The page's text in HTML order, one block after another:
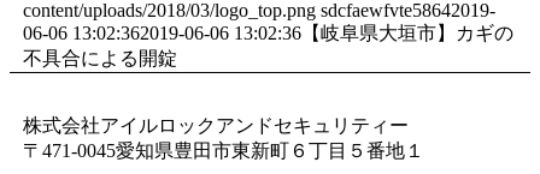
content/uploads/2018/03/logo_top.png sdcfaewfvte58642019-
06-06 13:02:362019-06-06 13:02:36【岐阜県大垣市】カギの
不具合による開錠
株式会社アイルロックアンドセキュリティー
〒471-0045愛知県豊田市東新町６丁目５番地１